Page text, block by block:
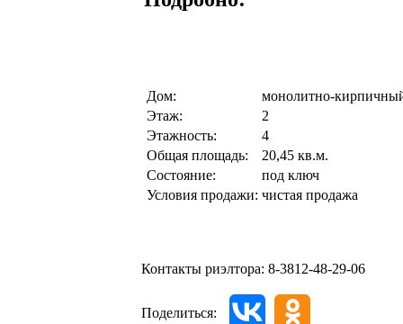
Дом:
монолитно-
Этаж:
2
Этажность:
4
Общая площадь:
20,45 кв.м.
Состояние:
под ключ
Условия продажи: чистая продажа
Контакты риэлтора: 8-3812-48-29-06
Поделиться: